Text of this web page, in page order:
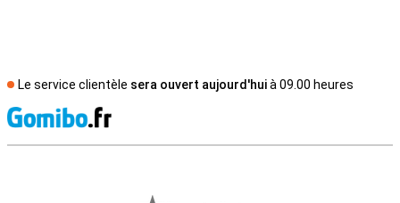
Le service clientèle sera ouvert aujourd'huià 09.00 heures